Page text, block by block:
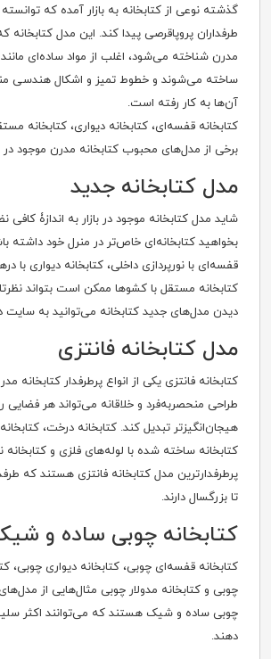
گذشته نوعی از کتابخانه به بازار آمده که
طرفداران پروپاقرصی پیدا کند. این مدل کتابخانه
مدرن شناخته می‌شود، اغلب از مواد ساده‌ای
ساخته می‌شوند و خطوط تمیز و اشکال هندسی
آن‌ها به کار رفته است.
کتابخانه قفسه‌ای، کتابخانه دیواری، کتابخانه
برخی از مدل‌های محبوب کتابخانه مدرن موجود در
مدل کتابخانه جدید
شاید مدل‌ کتابخانه موجود در بازار به اندازۀ کافی
بخواهید کتابخانه‌ای خاص‌تر در منرل خود داشته
قفسه‌ای با نورپردازی داخلی، کتابخانه دیواری با
کتابخانه مستقل با کشوها ممکن است بتواند
دیدن مدل‌های جدید کتابخانه می‌توانید به سایت
مدل کتابخانه فانتزی
کتابخانه فانتزی یکی از انواع پرطرفدار کتابخانه
طراحی منحصربه‌فرد و خلاقانه می‌تواند هر فضایی
هیجان‌انگیزتر تبدیل کند. کتابخانه درخت،
کتابخانه ساخته شده با لوله‌های فلزی و کتابخانه
پرطرفدارترین مدل کتابخانه فانتزی هستند که
تا بزرگسال دارند.
کتابخانه چوبی ساده و
کتابخانه قفسه‌ای چوبی، کتابخانه دیواری چوبی،
چوبی و کتابخانه مدولار چوبی مثال‌هایی از
چوبی ساده و شیک هستند که می‌توانند اکثر
دهند.